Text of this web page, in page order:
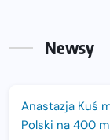
Newsy
Anastazja Kuś
Polski na 400 m